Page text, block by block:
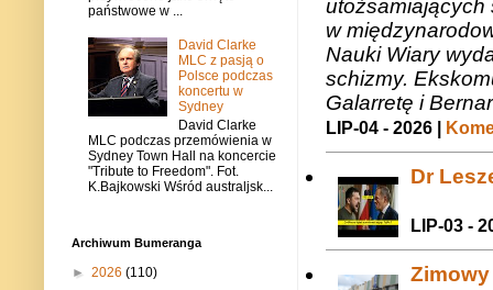
utożsamiających
w
Nauki Wiary
schizmy.
Galarretę i
LIP-04 - 2026 |
Dr
LIP-03 -
państwowe w ...
David Clarke
MLC z pasją o
Polsce podczas
koncertu w
Sydney
David Clarke
MLC podczas przemówienia w
Sydney Town Hall na koncercie
"Tribute to Freedom". Fot.
K.Bajkowski Wśród australjsk...
Archiwum Bumeranga
► 2026 (110)